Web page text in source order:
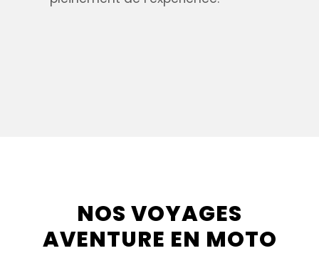
NOS VOYAGES
AVENTURE EN MOTO